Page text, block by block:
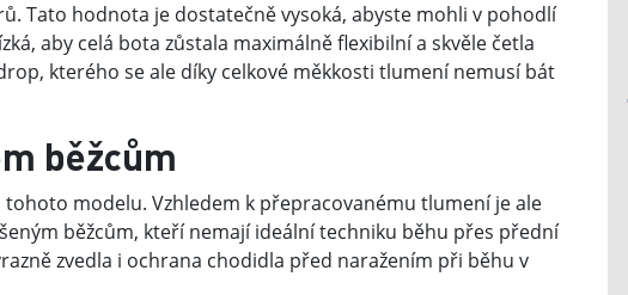
Tato hodnota je dostatečně vysoká, abyste mohli v pohodlí
aby celá bota zůstala maximálně flexibilní a skvěle četla
kterého se ale díky celkové měkkosti tlumení nemusí bát
běžcům
modelu. Vzhledem k přepracovanému tlumení je ale
běžcům, kteří nemají ideální techniku běhu přes přední
zvedla i ochrana chodidla před naražením při běhu v